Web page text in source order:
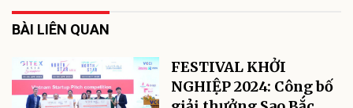
BÀI LIÊN QUAN
FESTIVAL KHỞI
NGHIỆP 2024: Công bố